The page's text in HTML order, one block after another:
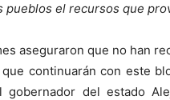
pueblos el recursos que
aseguraron que no han
continuarán con este
gobernador del estado